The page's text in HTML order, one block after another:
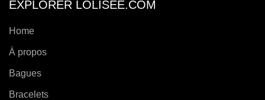
la
EXPLORER LOLISEE.COM
Home
À propos
Bagues
Bracelets